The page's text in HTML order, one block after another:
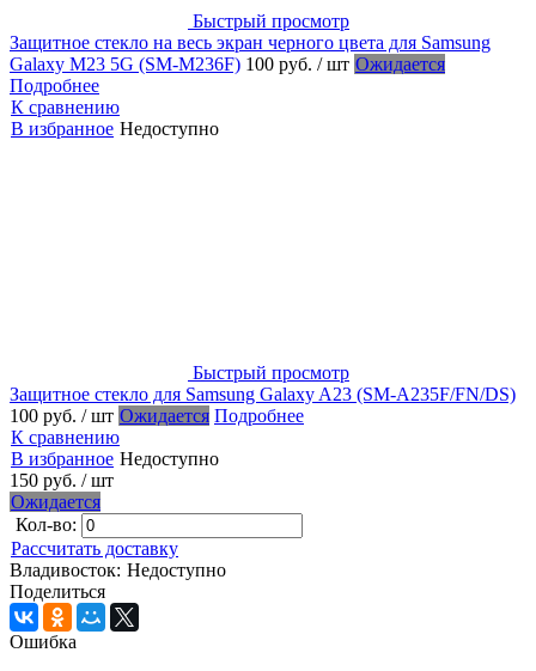
Быстрый просмотр
Защитное стекло на весь экран черного цвета для Samsung
Galaxy M23 5G (SM-M236F) 100 руб. / шт Ожидается
Подробнее
К сравнению
В избранное Недоступно
Быстрый просмотр
Защитное стекло для Samsung Galaxy A23 (SM-A235F/FN/DS)
100 руб. / шт Ожидается Подробнее
К сравнению
В избранное Недоступно
150 руб. / шт
Ожидается
Кол-во:
Рассчитать доставку
Владивосток: Недоступно
Поделиться
Ошибка